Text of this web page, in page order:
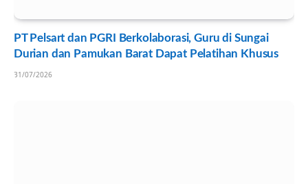
PT Pelsart dan PGRI Berkolaborasi, Guru di Sungai
Durian dan Pamukan Barat Dapat Pelatihan Khusus
31/07/2026